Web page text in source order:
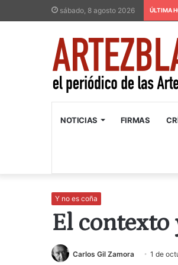
sábado, 8 agosto 2026 ÚLTIMA
NOTICIAS FIRMAS
Y no es coña
El contexto
Carlos Gil Zamora 1 de